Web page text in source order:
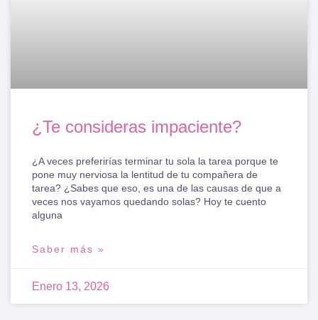
¿Te consideras impaciente?
¿A veces preferirías terminar tu sola la tarea porque te
pone muy nerviosa la lentitud de tu compañera de
tarea? ¿Sabes que eso, es una de las causas de que a
veces nos vayamos quedando solas? Hoy te cuento
alguna
Saber más »
Enero 13, 2026